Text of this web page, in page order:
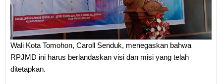
Wali Kota Tomohon, Caroll Senduk, menegaskan bahwa
RPJMD ini harus berlandaskan visi dan misi yang telah
ditetapkan.